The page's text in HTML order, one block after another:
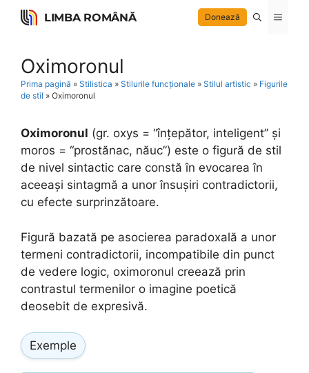
Skip
LIMBA ROMÂNĂ Donează Menu
Oximoronul
Prima pagină » Stilistica » Stilurile funcționale » Stilul artistic » Figurile
de stil » Oximoronul
Oximoronul (gr. oxys = “înțepător, inteligent” și
moros = “prostănac, năuc”) este o figură de stil
de nivel sintactic care constă în evocarea în
aceeași sintagmă a unor însușiri contradictorii,
cu efecte surprinzătoare.
Figură bazată pe asocierea paradoxală a unor
termeni contradictorii, incompatibile din punct
de vedere logic, oximoronul creează prin
contrastul termenilor o imagine poetică
deosebit de expresivă.
Exemple